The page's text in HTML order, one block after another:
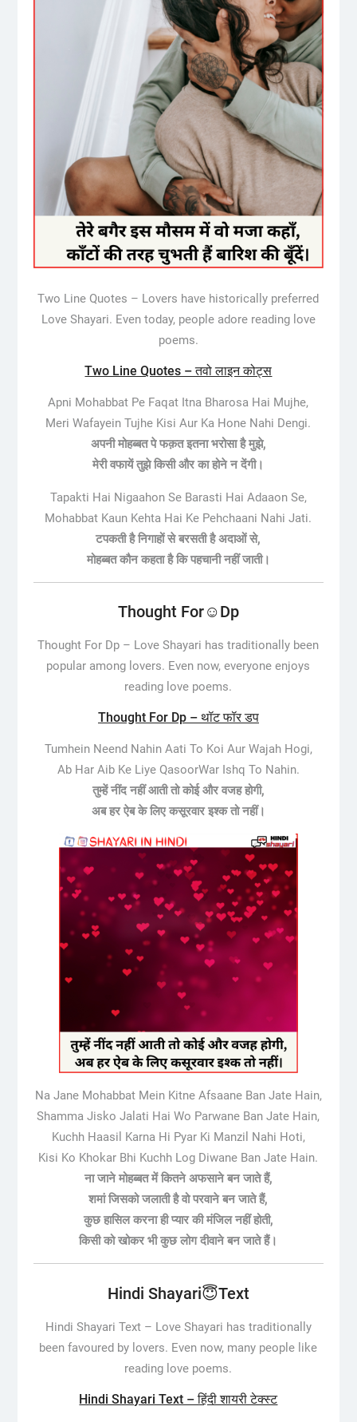
Two Line Quotes – Lovers have historically preferred
Love Shayari. Even today, people adore reading love
poems.
Two Line Quotes – तवो लाइन कोट्स
Apni Mohabbat Pe Faqat Itna Bharosa Hai Mujhe,
Meri Wafayein Tujhe Kisi Aur Ka Hone Nahi Dengi.
अपनी मोहब्बत पे फक़त इतना भरोसा है मुझे,
मेरी वफायें तुझे किसी और का होने न देंगी।
Tapakti Hai Nigaahon Se Barasti Hai Adaaon Se,
Mohabbat Kaun Kehta Hai Ke Pehchaani Nahi Jati.
टपकती है निगाहों से बरसती है अदाओं से,
मोहब्बत कौन कहता है कि पहचानी नहीं जाती।
Thought For☺️Dp
Thought For Dp – Love Shayari has traditionally been
popular among lovers. Even now, everyone enjoys
reading love poems.
Thought For Dp – थॉट फॉर डप
Tumhein Neend Nahin Aati To Koi Aur Wajah Hogi,
Ab Har Aib Ke Liye QasoorWar Ishq To Nahin.
तुम्हें नींद नहीं आती तो कोई और वजह होगी,
अब हर ऐब के लिए कसूरवार इश्क तो नहीं।
Na Jane Mohabbat Mein Kitne Afsaane Ban Jate Hain,
Shamma Jisko Jalati Hai Wo Parwane Ban Jate Hain,
Kuchh Haasil Karna Hi Pyar Ki Manzil Nahi Hoti,
Kisi Ko Khokar Bhi Kuchh Log Diwane Ban Jate Hain.
ना जाने मोहब्बत में कितने अफसाने बन जाते हैं,
शमां जिसको जलाती है वो परवाने बन जाते हैं,
कुछ हासिल करना ही प्यार की मंजिल नहीं होती,
किसी को खोकर भी कुछ लोग दीवाने बन जाते हैं।
Hindi Shayari😇Text
Hindi Shayari Text – Love Shayari has traditionally
been favoured by lovers. Even now, many people like
reading love poems.
Hindi Shayari Text – हिंदी शायरी टेक्स्ट